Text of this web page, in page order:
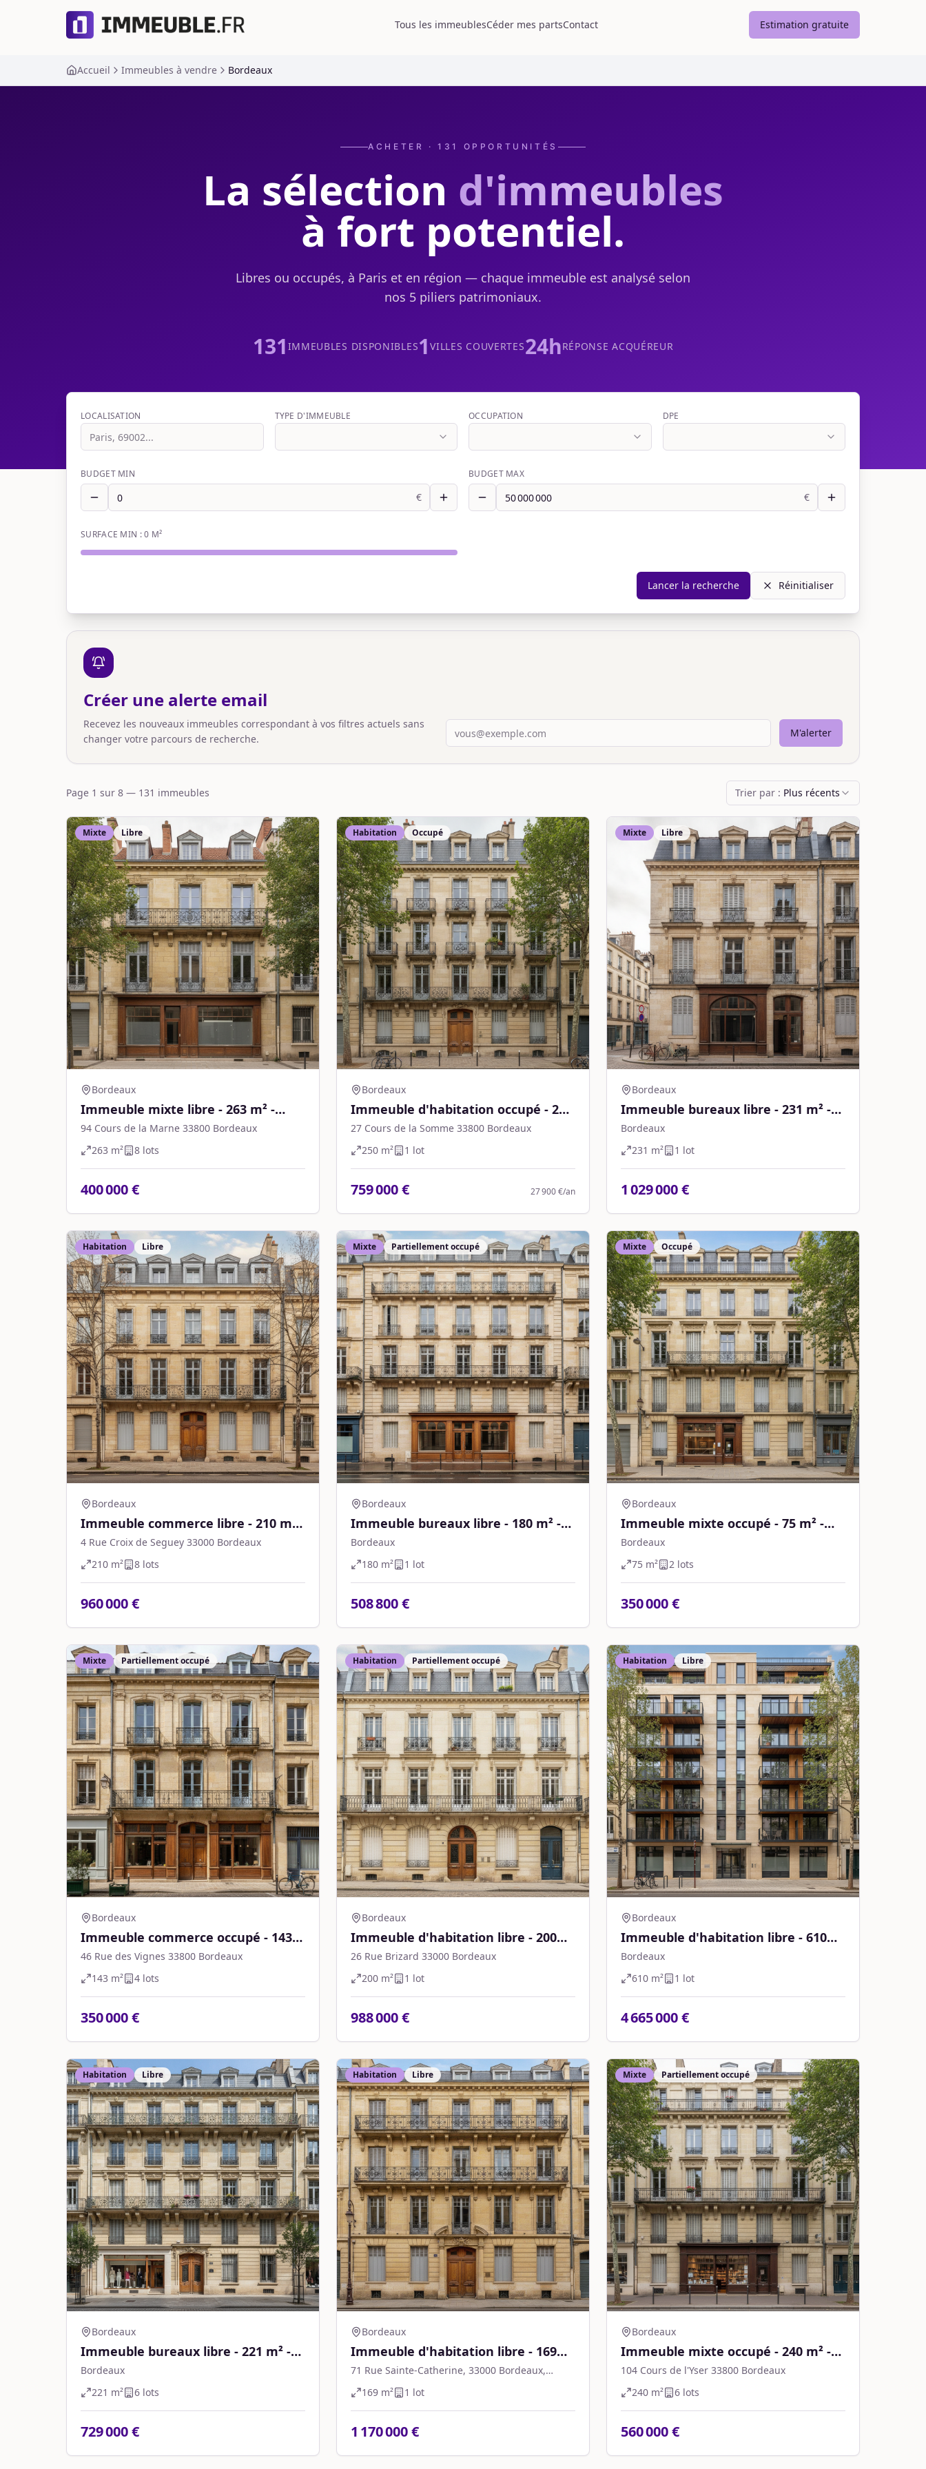
Tous les immeublesCéder mes partsContact Estimation gratuite
Accueil Immeubles à vendre Bordeaux
ACHETER ·131 OPPORTUNITÉS
La sélection d'immeubles
à fort potentiel.
Libres ou occupés, à Paris et en région — chaque immeuble est analysé selon
nos 5 piliers patrimoniaux.
131 IMMEUBLES DISPONIBLES1VILLES COUVERTES24hRÉPONSE ACQUÉREUR
LOCALISATION TYPE D'IMMEUBLE OCCUPATION DPE
BUDGET MIN
€
BUDGET MAX
€
SURFACE MIN :0 M²
Lancer la recherche Réinitialiser
Créer une alerte email
Recevez les nouveaux immeubles correspondant à vos filtres actuels sans
changer votre parcours de recherche.
M'alerter
Page 1 sur 8 — 131 immeubles Trier par : Plus récents
Mixte Libre
Bordeaux
Immeuble mixte libre - 263 m² -
Bordeaux
94 Cours de la Marne 33800 Bordeaux
263 m² 8 lots
400 000 €
Habitation Occupé
Bordeaux
Immeuble d'habitation occupé - 250
m² - Bordeaux
27 Cours de la Somme 33800 Bordeaux
250 m² 1 lot
759 000 € 27 900 €/an
Mixte Libre
Bordeaux
Immeuble bureaux libre - 231 m² -
Bordeaux
Bordeaux
231 m² 1 lot
1 029 000 €
Habitation Libre
Bordeaux
Immeuble commerce libre - 210 m² -
Bordeaux
4 Rue Croix de Seguey 33000 Bordeaux
210 m² 8 lots
960 000 €
Mixte Partiellement occupé
Bordeaux
Immeuble bureaux libre - 180 m² -
Bordeaux
Bordeaux
180 m² 1 lot
508 800 €
Mixte Occupé
Bordeaux
Immeuble mixte occupé - 75 m² -
Bordeaux
Bordeaux
75 m² 2 lots
350 000 €
Mixte Partiellement occupé
Bordeaux
Immeuble commerce occupé - 143
m² - Bordeaux
46 Rue des Vignes 33800 Bordeaux
143 m² 4 lots
350 000 €
Habitation Partiellement occupé
Bordeaux
Immeuble d'habitation libre - 200
m² - Bordeaux
26 Rue Brizard 33000 Bordeaux
200 m² 1 lot
988 000 €
Habitation Libre
Bordeaux
Immeuble d'habitation libre - 610
m² - Bordeaux
Bordeaux
610 m² 1 lot
4 665 000 €
Habitation Libre
Bordeaux
Immeuble bureaux libre - 221 m² -
Bordeaux
Bordeaux
221 m² 6 lots
729 000 €
Habitation Libre
Bordeaux
Immeuble d'habitation libre - 169
m² - Bordeaux
71 Rue Sainte-Catherine, 33000 Bordeaux,
169 m² 1 lot
1 170 000 €
Mixte Partiellement occupé
Bordeaux
Immeuble mixte occupé - 240 m² -
Bordeaux
104 Cours de l'Yser 33800 Bordeaux
240 m² 6 lots
560 000 €